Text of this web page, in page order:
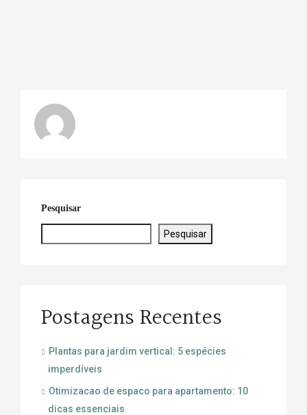
Pesquisar
Pesquisar
Postagens Recentes
Plantas para jardim vertical: 5 espécies
imperdíveis
Otimizacao de espaco para apartamento: 10
dicas essenciais